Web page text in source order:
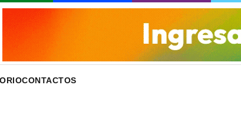
CONTACTOS